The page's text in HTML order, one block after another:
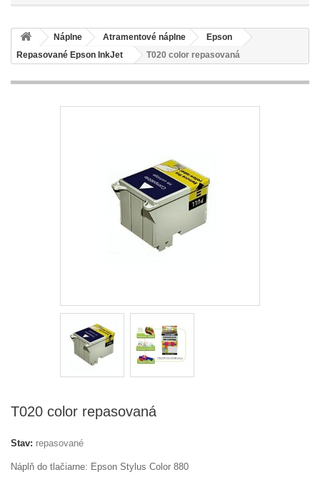
Náplne Atramentové náplne
Epson
Repasované Epson InkJet
T020 color repasovaná
T020 color repasovaná
Stav: repasované
Náplň do tlačiarne: Epson Stylus Color 880